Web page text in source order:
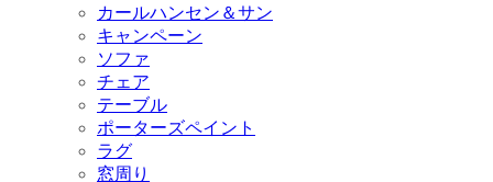
カールハンセン＆サン
キャンペーン
ソファ
チェア
テーブル
ポーターズペイント
ラグ
窓周り